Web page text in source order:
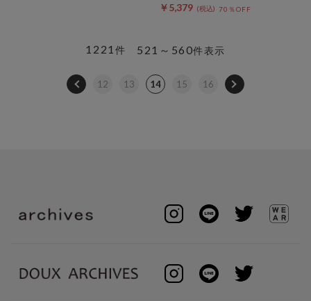
￥5,379 70％OFF
521～560件表示
1221 件
12 13 14 15 16